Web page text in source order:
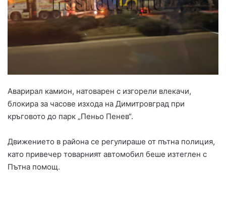
Аварирал камион, натоварен с изгорели влекачи,
блокира за часове изхода на Димитровград при
кръговото до парк „Пеньо Пенев“.
Движението в района се регулираше от пътна полиция,
като привечер товарният автомобил беше изтеглен с
Пътна помощ.